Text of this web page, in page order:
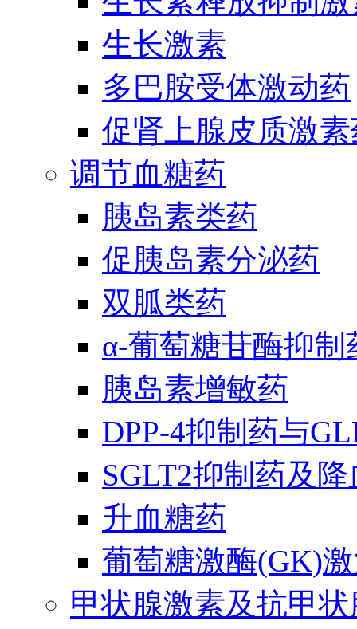
生长激素
多巴胺受体激动药
促肾上腺皮质激
调节血糖药
胰岛素类药
促胰岛素分泌药
双胍类药
α-葡萄糖苷酶抑制
胰岛素增敏药
DPP-4抑制药与
SGLT2抑制药及
升血糖药
葡萄糖激酶(GK)
甲状腺激素及抗甲